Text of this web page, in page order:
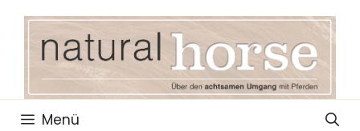
springen
Menü